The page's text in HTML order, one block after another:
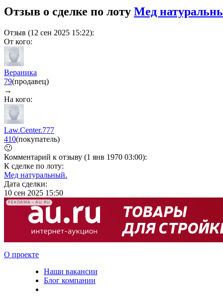
Отзыв о сделке по лоту Мед
Отзыв (12 сен 2025 15:22):
От кого:
Вераника
79(продавец)
→
На кого:
Law.Center.777
410(покупатель)
🙂
Комментарий к отзыву (1 янв 1970 03:00):
К сделке по лоту:
Мед натуральный.
Дата сделки:
10 сен 2025 15:50
РЕКЛАМА • AU.RU
О проекте
Наши вакансии
Блог компании